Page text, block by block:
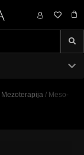
0,00 €
Mezoterapija / Meso-